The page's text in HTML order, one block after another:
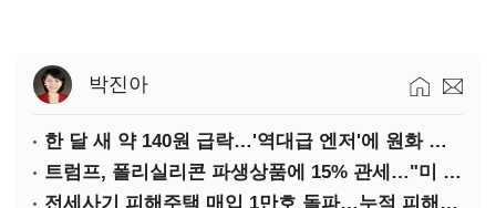
박진아
한 달 새 약 140원 급락…'역대급 엔저'에 원화 변곡점
트럼프, 폴리실리콘 파생상품에 15% 관세…"미 산업 재건"
전세사기 피해주택 매입 1만호 돌파…누적 피해자 4만278명